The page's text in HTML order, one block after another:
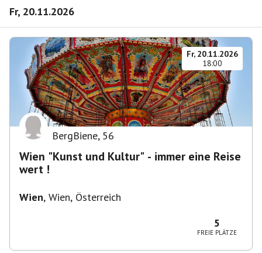
Fr, 20.11.2026
Fr, 20.11.2026
18:00
BergBiene, 56
Wien "Kunst und Kultur" - immer eine Reise
wert !
Wien, Wien, Österreich
5
FREIE PLÄTZE